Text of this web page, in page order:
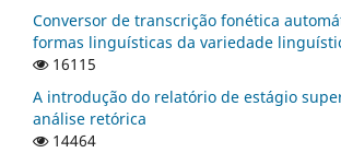
Conversor de transcrição fonética
formas linguísticas da variedade
16115
A introdução do relatório de estágio
análise retórica
14464